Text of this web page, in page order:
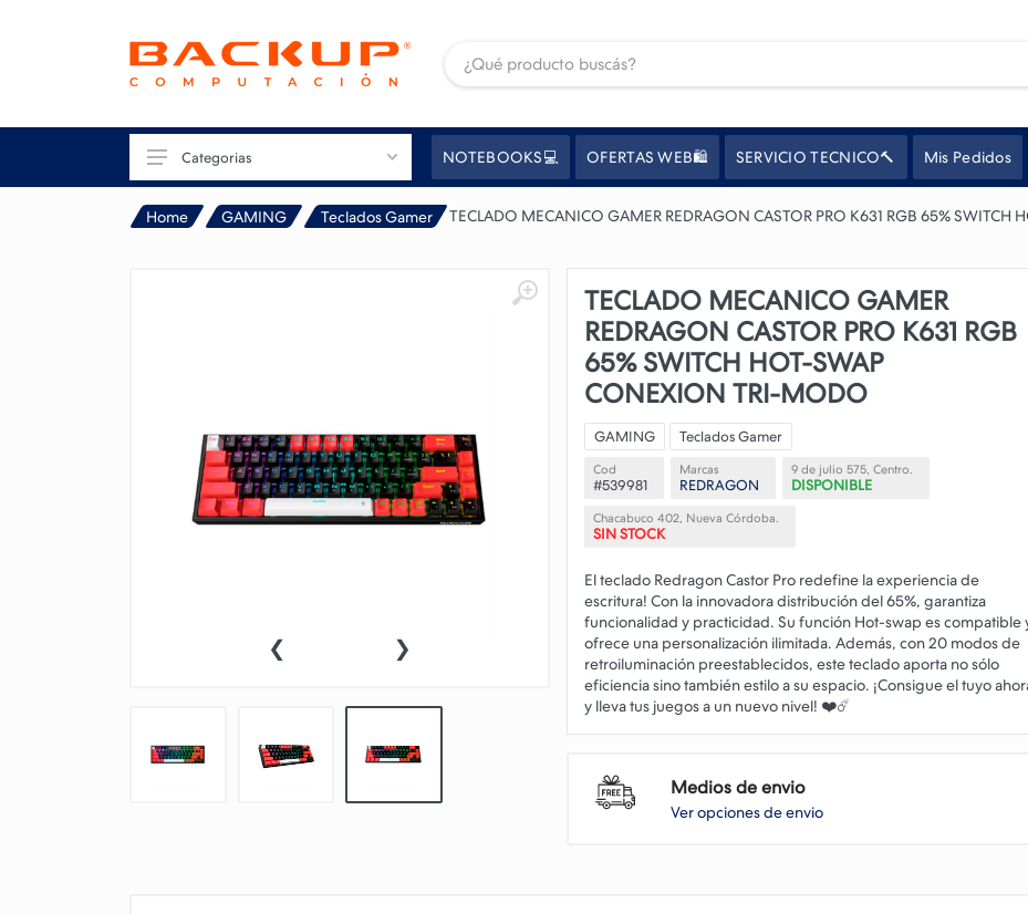
PERIFÉRICOS
ACCESORIOS
Categorias NOTEBOOKS💻 OFERTAS WEB🛍️ SERVICIO TECNICO🔨 Mis Pedidos
Home GAMING Teclados Gamer TECLADO MECANICO GAMER REDRAGON CASTOR PRO K631 RGB 65%
‹ ›
TECLADO MECANICO GAMER
REDRAGON CASTOR PRO K631 RGB
65% SWITCH HOT-SWAP
CONEXION TRI-MODO
GAMING Teclados Gamer
Cod
#539981
Marcas
REDRAGON
9 de julio 575, Centro.
DISPONIBLE
Chacabuco 402, Nueva Córdoba.
SIN STOCK
El teclado Redragon Castor Pro redefine la experiencia de
escritura! Con la innovadora distribución del 65%, garantiza
funcionalidad y practicidad. Su función Hot-swap es compatible
ofrece una personalización ilimitada. Además, con 20 modos de
retroiluminación preestablecidos, este teclado aporta no sólo
eficiencia sino también estilo a su espacio. ¡Consigue el tuyo
Medios de envio
Ver opciones de envio